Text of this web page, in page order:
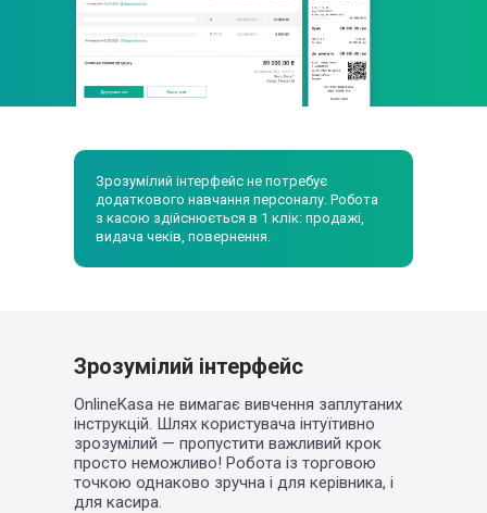
Зрозумілий інтерфейс не потребує
додаткового навчання персоналу. Робота
з касою здійснюється в 1 клік: продажі,
видача чеків, повернення.
Зрозумілий інтерфейс
OnlineKasa не вимагає вивчення заплутаних
інструкцій. Шлях користувача інтуїтивно
зрозумілий — пропустити важливий крок
просто неможливо! Робота із торговою
точкою однаково зручна і для керівника, і
для касира.